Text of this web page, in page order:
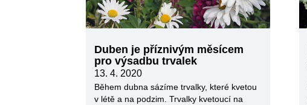
Duben je příznivým měsícem
pro výsadbu trvalek
13. 4. 2020
Během dubna sázíme trvalky, které kvetou
v létě a na podzim. Trvalky kvetoucí na